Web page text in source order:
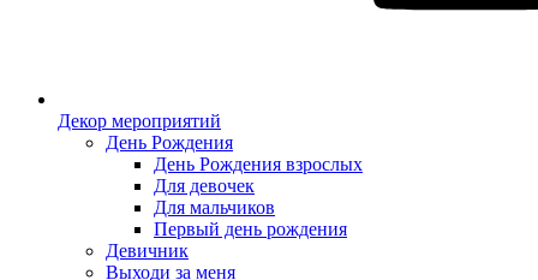
Декор мероприятий
День Рождения
День Рождения взрослых
Для девочек
Для мальчиков
Первый день рождения
Девичник
Выходи за меня